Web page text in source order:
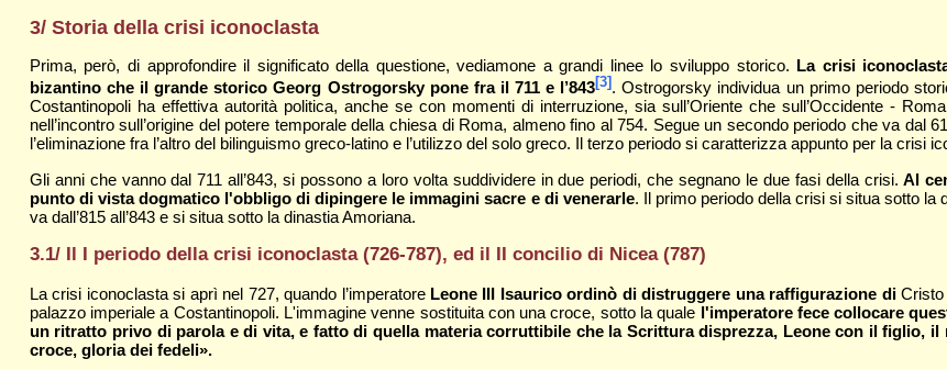
3/ Storia della crisi iconoclasta
Prima, però, di approfondire il significato della questione, vediamone a grandi linee lo sviluppo storico. La crisi
bizantino che il grande storico Georg Ostrogorsky pone fra il 711 e l’843[3] . Ostrogorsky individua un primo periodo
Costantinopoli ha effettiva autorità politica, anche se con momenti di interruzione, sia sull’Oriente che sull’Occidente -
nell’incontro sull’origine del potere temporale della chiesa di Roma, almeno fino al 754. Segue un secondo periodo che va dal
l’eliminazione fra l’altro del bilinguismo greco-latino e l’utilizzo del solo greco. Il terzo periodo si caratterizza appunto per la crisi
Gli anni che vanno dal 711 all’843, si possono a loro volta suddividere in due periodi, che segnano le due fasi della crisi.Al
punto di vista dogmatico l'obbligo di dipingere le immagini sacre e di venerarle. Il primo periodo della crisi si situa sotto la
va dall’815 all’843 e si situa sotto la dinastia Amoriana.
3.1/ Il I periodo della crisi iconoclasta (726-787), ed il II concilio di Nicea (787)
La crisi iconoclasta si aprì nel 727, quando l’imperatore Leone III Isaurico ordinò di distruggere una raffigurazione diCristo
palazzo imperiale a Costantinopoli. L'immagine venne sostituita con una croce, sotto la quale l'imperatore fece collocare
un ritratto privo di parola e di vita, e fatto di quella materia corruttibile che la Scrittura disprezza, Leone con il figlio,
croce, gloria dei fedeli».